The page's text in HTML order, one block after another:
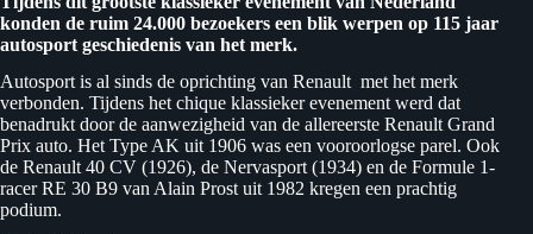
konden de ruim 24.000 bezoekers een blik werpen op 115 jaar
autosport geschiedenis van het merk.
Autosport is al sinds de oprichting van Renault met het merk
verbonden. Tijdens het chique klassieker evenement werd dat
benadrukt door de aanwezigheid van de allereerste Renault Grand
Prix auto. Het Type AK uit 1906 was een vooroorlogse parel. Ook
de Renault 40 CV (1926), de Nervasport (1934) en de Formule 1-
racer RE 30 B9 van Alain Prost uit 1982 kregen een prachtig
podium.